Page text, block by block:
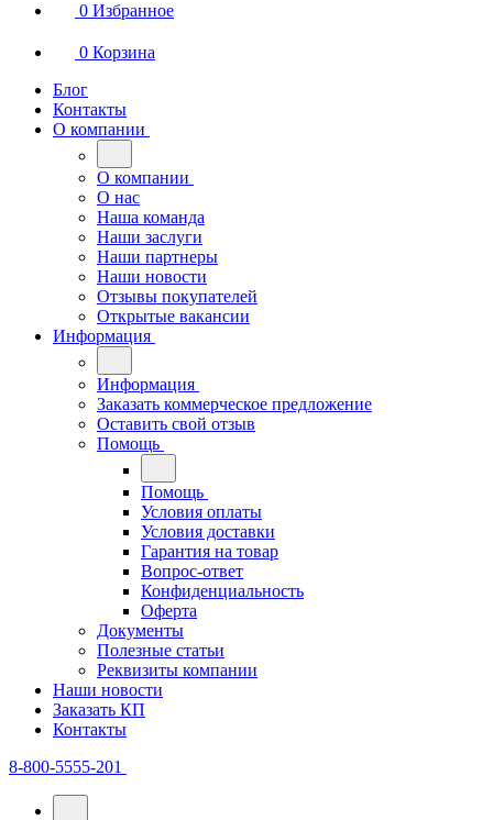
0 Избранное
0 Корзина
Блог
Контакты
О компании
О компании
О нас
Наша команда
Наши заслуги
Наши партнеры
Наши новости
Отзывы покупателей
Открытые вакансии
Информация
Информация
Заказать коммерческое предложение
Оставить свой отзыв
Помощь
Помощь
Условия оплаты
Условия доставки
Гарантия на товар
Вопрос-ответ
Конфиденциальность
Оферта
Документы
Полезные статьи
Реквизиты компании
Наши новости
Заказать КП
Контакты
8-800-5555-201